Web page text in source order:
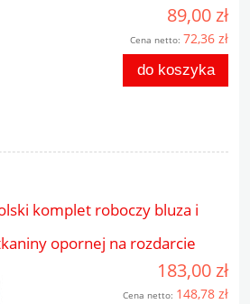
89,00 zł
Cena netto: 72,36 zł
do koszyka
komplet roboczy bluza i
opornej na rozdarcie
183,00 zł
Cena netto: 148,78 zł